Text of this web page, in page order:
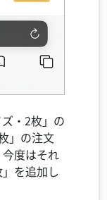
・2枚」の
」の注文
度はそれ
を追加し